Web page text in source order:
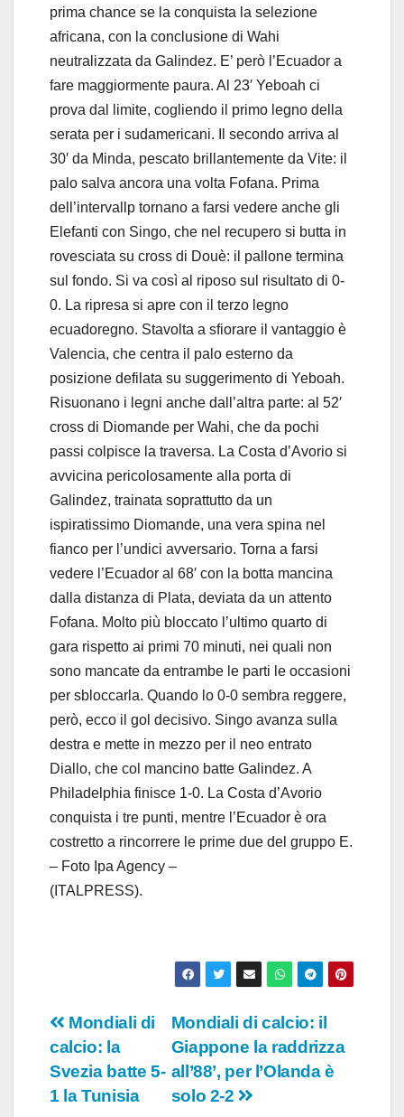
prima chance se la conquista la selezione
africana, con la conclusione di Wahi
neutralizzata da Galindez. E’ però l’Ecuador a
fare maggiormente paura. Al 23′ Yeboah ci
prova dal limite, cogliendo il primo legno della
serata per i sudamericani. Il secondo arriva al
30′ da Minda, pescato brillantemente da Vite: il
palo salva ancora una volta Fofana. Prima
dell’intervallp tornano a farsi vedere anche gli
Elefanti con Singo, che nel recupero si butta in
rovesciata su cross di Douè: il pallone termina
sul fondo. Si va così al riposo sul risultato di 0-
0. La ripresa si apre con il terzo legno
ecuadoregno. Stavolta a sfiorare il vantaggio è
Valencia, che centra il palo esterno da
posizione defilata su suggerimento di Yeboah.
Risuonano i legni anche dall’altra parte: al 52′
cross di Diomande per Wahi, che da pochi
passi colpisce la traversa. La Costa d’Avorio si
avvicina pericolosamente alla porta di
Galindez, trainata soprattutto da un
ispiratissimo Diomande, una vera spina nel
fianco per l’undici avversario. Torna a farsi
vedere l’Ecuador al 68′ con la botta mancina
dalla distanza di Plata, deviata da un attento
Fofana. Molto più bloccato l’ultimo quarto di
gara rispetto ai primi 70 minuti, nei quali non
sono mancate da entrambe le parti le occasioni
per sbloccarla. Quando lo 0-0 sembra reggere,
però, ecco il gol decisivo. Singo avanza sulla
destra e mette in mezzo per il neo entrato
Diallo, che col mancino batte Galindez. A
Philadelphia finisce 1-0. La Costa d’Avorio
conquista i tre punti, mentre l’Ecuador è ora
costretto a rincorrere le prime due del gruppo E.
– Foto Ipa Agency –
(ITALPRESS).
Navigazione
articoli
Mondiali di calcio: il
Giappone la raddrizza
all’88’, per l’Olanda è
solo 2-2
Mondiali di
calcio: la
Svezia batte 5-
1 la Tunisia